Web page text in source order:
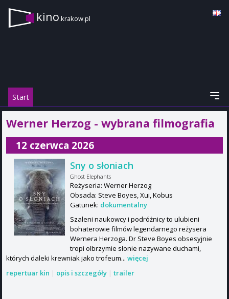
kino.krakow.pl
Start
Werner Herzog - wybrana filmografia
12 czerwca 2026
Sny o słoniach
Ghost Elephants
Reżyseria: Werner Herzog
Obsada: Steve Boyes, Xui, Kobus
Gatunek: dokumentalny
Szaleni naukowcy i podróżnicy to ulubieni
bohaterowie filmów legendarnego reżysera
Wernera Herzoga. Dr Steve Boyes obsesyjnie
tropi olbrzymie słonie nazywane duchami,
których daleki krewniak jako trofeum... więcej
repertuar kin | opis i szczegóły | trailer